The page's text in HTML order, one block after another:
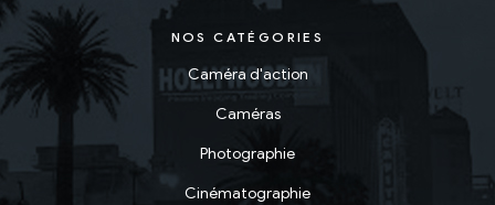
NOS CATÉGORIES
Caméra d'action
Caméras
Photographie
Cinématographie